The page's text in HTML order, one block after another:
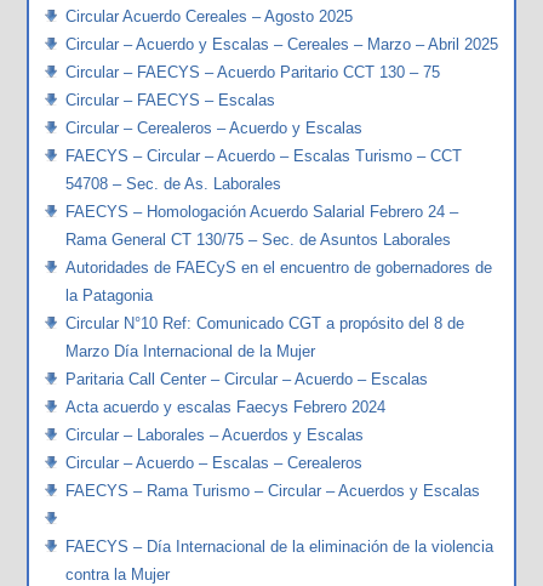
Circular Acuerdo Cereales – Agosto 2025
Circular – Acuerdo y Escalas – Cereales – Marzo – Abril 2025
Circular – FAECYS – Acuerdo Paritario CCT 130 – 75
Circular – FAECYS – Escalas
Circular – Cerealeros – Acuerdo y Escalas
FAECYS – Circular – Acuerdo – Escalas Turismo – CCT
54708 – Sec. de As. Laborales
FAECYS – Homologación Acuerdo Salarial Febrero 24 –
Rama General CT 130/75 – Sec. de Asuntos Laborales
Autoridades de FAECyS en el encuentro de gobernadores de
la Patagonia
Circular N°10 Ref: Comunicado CGT a propósito del 8 de
Marzo Día Internacional de la Mujer
Paritaria Call Center – Circular – Acuerdo – Escalas
Acta acuerdo y escalas Faecys Febrero 2024
Circular – Laborales – Acuerdos y Escalas
Circular – Acuerdo – Escalas – Cerealeros
FAECYS – Rama Turismo – Circular – Acuerdos y Escalas
FAECYS – Día Internacional de la eliminación de la violencia
contra la Mujer